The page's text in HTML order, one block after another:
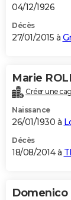
04/12/1926
Décès
27/01/2015 à
Marie
Créer une
Naissance
26/01/1930 à
Décès
18/08/2014 à
Domenico